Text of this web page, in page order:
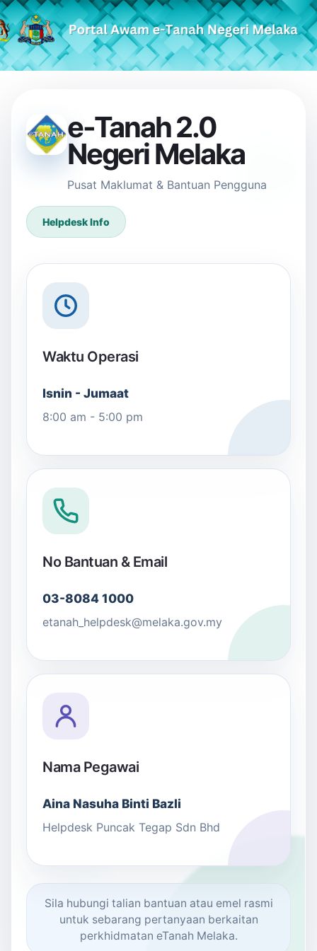
Skip to Main Content
e-Tanah 2.0
Negeri Melaka
Pusat Maklumat & Bantuan Pengguna
Helpdesk Info
Waktu Operasi
Isnin - Jumaat
8:00 am - 5:00 pm
No Bantuan & Email
03-8084 1000
etanah_helpdesk@melaka.gov.my
Nama Pegawai
Aina Nasuha Binti Bazli
Helpdesk Puncak Tegap Sdn Bhd
Sila hubungi talian bantuan atau emel rasmi
untuk sebarang pertanyaan berkaitan
perkhidmatan eTanah Melaka.